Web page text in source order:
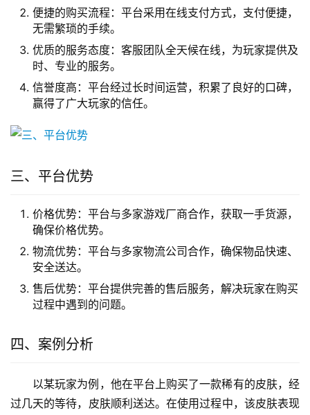
便捷的购买流程：平台采用在线支付方式，支付便捷，
无需繁琐的手续。
优质的服务态度：客服团队全天候在线，为玩家提供及
时、专业的服务。
信誉度高：平台经过长时间运营，积累了良好的口碑，
赢得了广大玩家的信任。
三、平台优势
价格优势：平台与多家游戏厂商合作，获取一手货源，
确保价格优势。
物流优势：平台与多家物流公司合作，确保物品快速、
安全送达。
售后优势：平台提供完善的售后服务，解决玩家在购买
过程中遇到的问题。
四、案例分析
以某玩家为例，他在平台上购买了一款稀有的皮肤，经
过几天的等待，皮肤顺利送达。在使用过程中，该皮肤表现